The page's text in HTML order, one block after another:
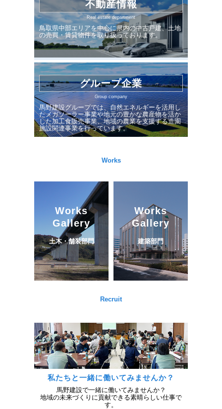
不動産情報
Real estate department
鳥取県中部エリアを中心に県内の中古戸建、土地
の売買・賃貸物件を取り扱っております。
グループ企業
Group company
馬野建設グループでは、自然エネルギーを活用し
たメガソーラー事業や地元の豊かな農産物を活か
した加工食販売事業、地域の農業を支援する造園
施設関連事業を行っています。
Works
Works
Gallery
土木・舗装部門
Works
Gallery
建築部門
Recruit
私たちと一緒に働いてみませんか？
馬野建設で一緒に働いてみませんか？
地域の未来づくりに貢献できる素晴らしい仕事で
す。